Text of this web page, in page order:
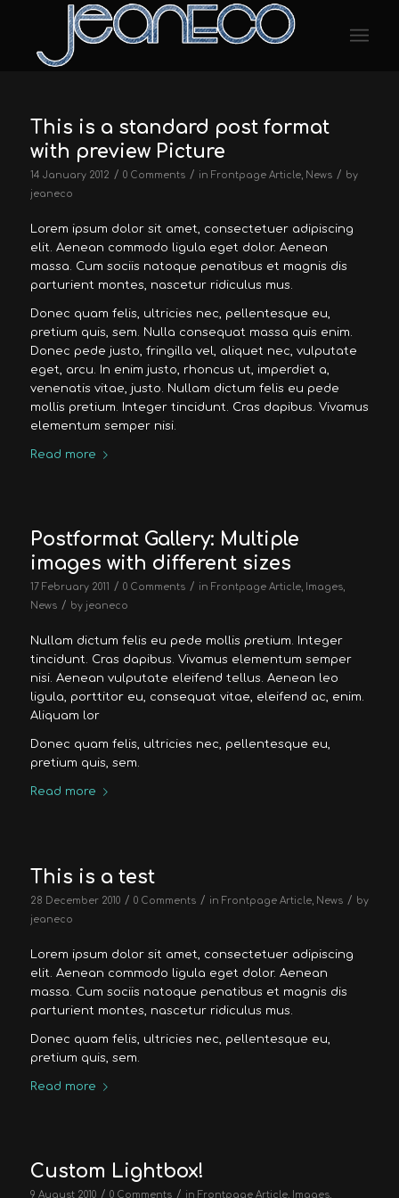
This is a standard post format
with preview Picture
14 January 2012 / 0 Comments / in Frontpage Article, News / by
jeaneco
Lorem ipsum dolor sit amet, consectetuer adipiscing
elit. Aenean commodo ligula eget dolor. Aenean
massa. Cum sociis natoque penatibus et magnis dis
parturient montes, nascetur ridiculus mus.
Donec quam felis, ultricies nec, pellentesque eu,
pretium quis, sem. Nulla consequat massa quis enim.
Donec pede justo, fringilla vel, aliquet nec, vulputate
eget, arcu. In enim justo, rhoncus ut, imperdiet a,
venenatis vitae, justo. Nullam dictum felis eu pede
mollis pretium. Integer tincidunt. Cras dapibus. Vivamus
elementum semper nisi.
Read more
Postformat Gallery: Multiple
images with different sizes
17 February 2011 / 0 Comments / in Frontpage Article, Images,
News / by jeaneco
Nullam dictum felis eu pede mollis pretium. Integer
tincidunt. Cras dapibus. Vivamus elementum semper
nisi. Aenean vulputate eleifend tellus. Aenean leo
ligula, porttitor eu, consequat vitae, eleifend ac, enim.
Aliquam lor
Donec quam felis, ultricies nec, pellentesque eu,
pretium quis, sem.
Read more
This is a test
28 December 2010 / 0 Comments / in Frontpage Article, News / by
jeaneco
Lorem ipsum dolor sit amet, consectetuer adipiscing
elit. Aenean commodo ligula eget dolor. Aenean
massa. Cum sociis natoque penatibus et magnis dis
parturient montes, nascetur ridiculus mus.
Donec quam felis, ultricies nec, pellentesque eu,
pretium quis, sem.
Read more
Custom Lightbox!
9 August 2010 / 0 Comments / in Frontpage Article, Images,